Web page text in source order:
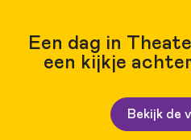
Een dag in
een kijkje
Bekijk de